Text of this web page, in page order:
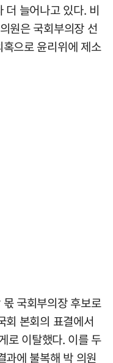
더 늘어나고 있다. 비
원은 국회부의장 선
으로 윤리위에 제소
국회부의장 후보로
회 본회의 표결에서
로 이탈했다. 이를 두
과에 불복해 박 의원